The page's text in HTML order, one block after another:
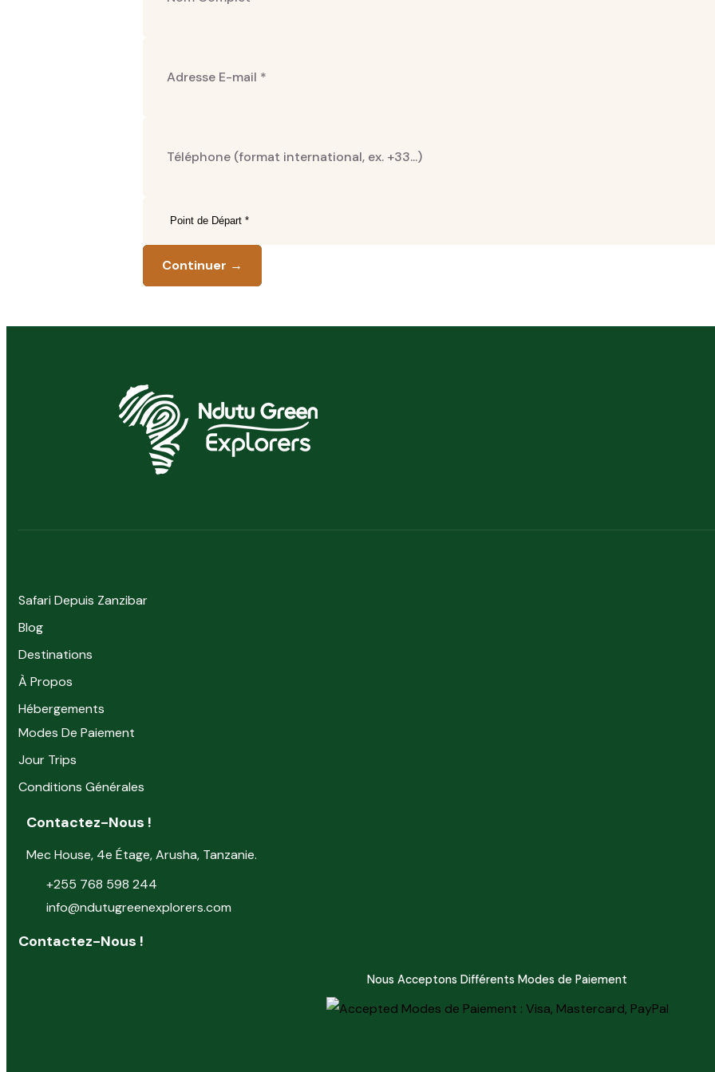
Continuer →
Safari Depuis Zanzibar
Blog
Destinations
À Propos
Hébergements
Modes De Paiement
Jour Trips
Conditions Générales
Contactez-Nous !
Mec House, 4e Étage, Arusha, Tanzanie.
+255 768 598 244
info@ndutugreenexplorers.com
Contactez-Nous !
Nous Acceptons Différents Modes de Paiement